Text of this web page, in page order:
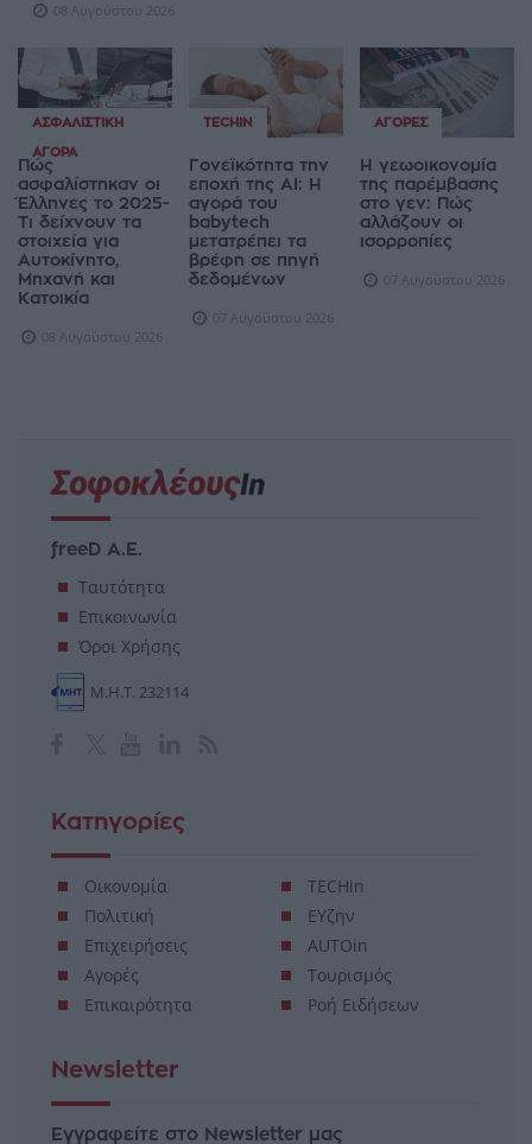
08 Αυγούστου 2026
ΑΣΦΑΛΙΣΤΙΚΉ
ΑΓΟΡΆ
Πώς
ασφαλίστηκαν οι
Έλληνες το 2025-
Τι δείχνουν τα
στοιχεία για
Αυτοκίνητο,
Μηχανή και
Κατοικία
08 Αυγούστου 2026
TECHIN
Γονεϊκότητα την
εποχή της AI: Η
αγορά του
babytech
μετατρέπει τα
βρέφη σε πηγή
δεδομένων
07 Αυγούστου 2026
ΑΓΟΡΈΣ
Η γεωοικονομία
της παρέμβασης
στο γεν: Πώς
αλλάζουν οι
ισορροπίες
07 Αυγούστου 2026